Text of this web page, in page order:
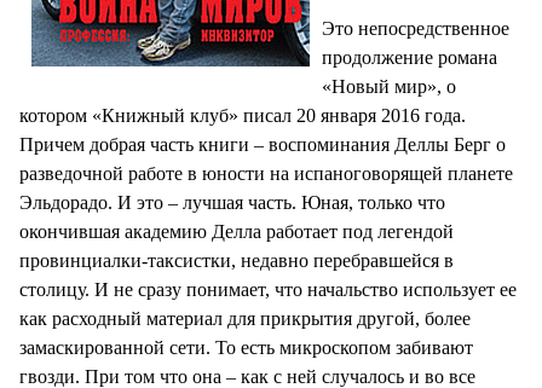
Это непосредственное
продолжение романа
«Новый мир», о
котором «Книжный клуб» писал 20 января 2016 года.
Причем добрая часть книги – воспоминания Деллы Берг о
разведочной работе в юности на испаноговорящей планете
Эльдорадо. И это – лучшая часть. Юная, только что
окончившая академию Делла работает под легендой
провинциалки-таксистки, недавно перебравшейся в
столицу. И не сразу понимает, что начальство использует ее
как расходный материал для прикрытия другой, более
замаскированной сети. То есть микроскопом забивают
гвозди. При том что она – как с ней случалось и во все